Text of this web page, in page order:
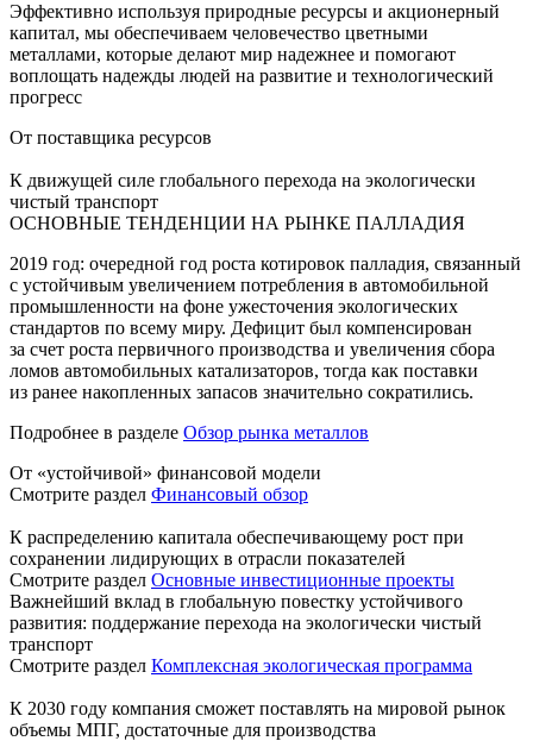
Эффективно используя природные ресурсы и акционерный
капитал, мы обеспечиваем человечество цветными
металлами, которые делают мир надежнее и помогают
воплощать надежды людей на развитие и технологический
прогресс
От поставщика ресурсов
К движущей силе глобального перехода на экологически
чистый транспорт
ОСНОВНЫЕ ТЕНДЕНЦИИ НА РЫНКЕ ПАЛЛАДИЯ
2019 год: очередной год роста котировок палладия, связанный
с устойчивым увеличением потребления в автомобильной
промышленности на фоне ужесточения экологических
стандартов по всему миру. Дефицит был компенсирован
за счет роста первичного производства и увеличения сбора
ломов автомобильных катализаторов, тогда как поставки
из ранее накопленных запасов значительно сократились.
Подробнее в разделе Обзор рынка металлов
От «устойчивой» финансовой модели
Смотрите раздел Финансовый обзор
К распределению капитала обеспечивающему рост при
сохранении лидирующих в отрасли показателей
Смотрите раздел Основные инвестиционные проекты
Важнейший вклад в глобальную повестку устойчивого
развития: поддержание перехода на экологически чистый
транспорт
Смотрите раздел Комплексная экологическая программа
К 2030 году компания сможет поставлять на мировой рынок
объемы МПГ, достаточные для производства